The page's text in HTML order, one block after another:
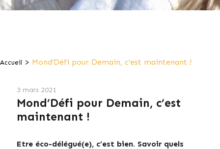
Accueil > Mond’Défi pour Demain, c’est maintenant !
3 mars 2021
Mond’Défi pour Demain, c’est
maintenant !
Etre éco-délégué(e), c’est bien. Savoir quels